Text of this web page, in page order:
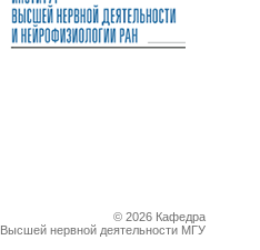
© 2026 Кафедра
Высшей нервной деятельности МГУ